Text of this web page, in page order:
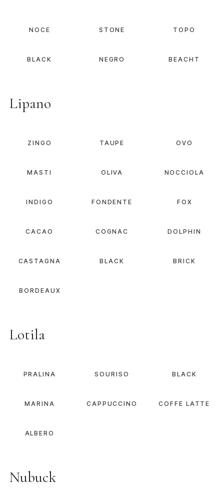
NOCE STONE TOPO
BLACK NEGRO BEACHT
Lipano
ZINGO TAUPE OVO
MASTI OLIVA NOCCIOLA
INDIGO FONDENTE FOX
CACAO COGNAC DOLPHIN
CASTAGNA BLACK BRICK
BORDEAUX
Lotila
PRALINA SOURISO BLACK
MARINA CAPPUCCINO COFFE LATTE
ALBERO
Nubuck